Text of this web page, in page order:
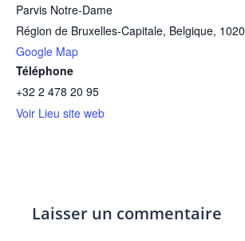
Parvis Notre-Dame
Région de Bruxelles-Capitale, Belgique, 1020
Google Map
Téléphone
+32 2 478 20 95
Voir Lieu site web
Laisser un commentaire